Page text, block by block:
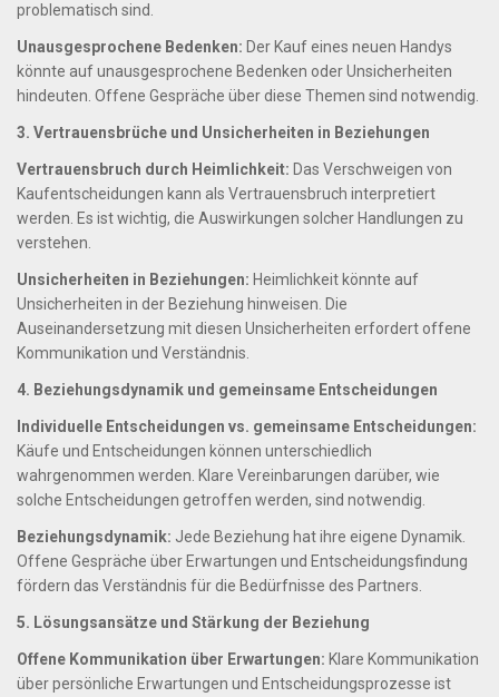
problematisch sind.
Unausgesprochene Bedenken: Der Kauf eines neuen Handys
könnte auf unausgesprochene Bedenken oder Unsicherheiten
hindeuten. Offene Gespräche über diese Themen sind notwendig.
3. Vertrauensbrüche und Unsicherheiten in Beziehungen
Vertrauensbruch durch Heimlichkeit: Das Verschweigen von
Kaufentscheidungen kann als Vertrauensbruch interpretiert
werden. Es ist wichtig, die Auswirkungen solcher Handlungen zu
verstehen.
Unsicherheiten in Beziehungen: Heimlichkeit könnte auf
Unsicherheiten in der Beziehung hinweisen. Die
Auseinandersetzung mit diesen Unsicherheiten erfordert offene
Kommunikation und Verständnis.
4. Beziehungsdynamik und gemeinsame Entscheidungen
Individuelle Entscheidungen vs. gemeinsame Entscheidungen:
Käufe und Entscheidungen können unterschiedlich
wahrgenommen werden. Klare Vereinbarungen darüber, wie
solche Entscheidungen getroffen werden, sind notwendig.
Beziehungsdynamik: Jede Beziehung hat ihre eigene Dynamik.
Offene Gespräche über Erwartungen und Entscheidungsfindung
fördern das Verständnis für die Bedürfnisse des Partners.
5. Lösungsansätze und Stärkung der Beziehung
Offene Kommunikation über Erwartungen: Klare Kommunikation
über persönliche Erwartungen und Entscheidungsprozesse ist